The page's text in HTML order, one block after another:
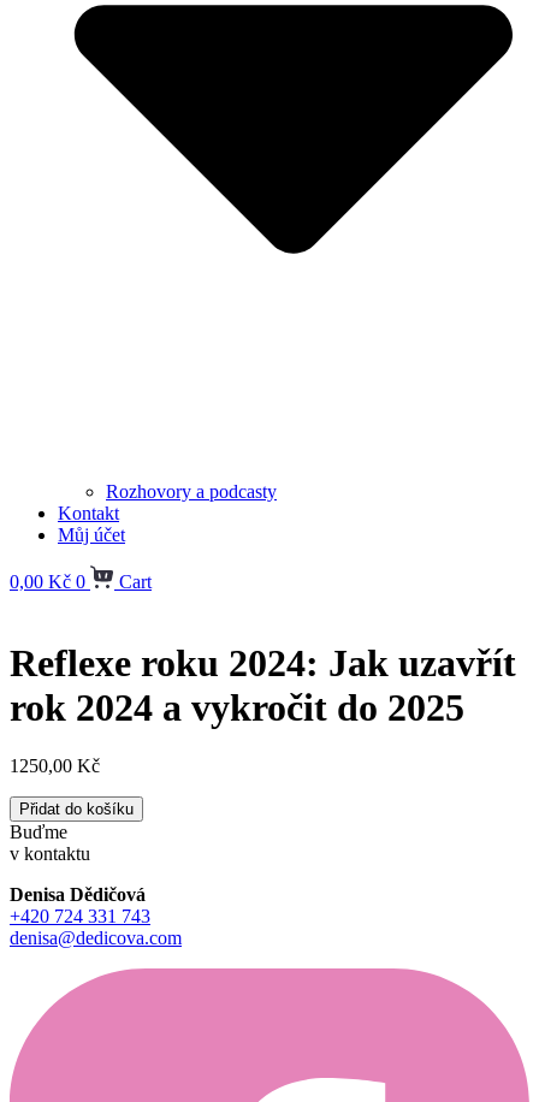
Rozhovory a podcasty
Kontakt
Můj účet
0,00 Kč 0 Cart
Reflexe roku 2024: Jak uzavřít
rok 2024 a vykročit do 2025
1250,00 Kč
Reflexe
roku
2024:
uzavřít
rok
2024
2025
množství
Přidat do košíku
Buďme
v kontaktu
Denisa Dědičová
+420 724 331 743
denisa@dedicova.com